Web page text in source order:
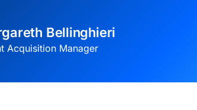
Bellinghieri
Acquisition Manager